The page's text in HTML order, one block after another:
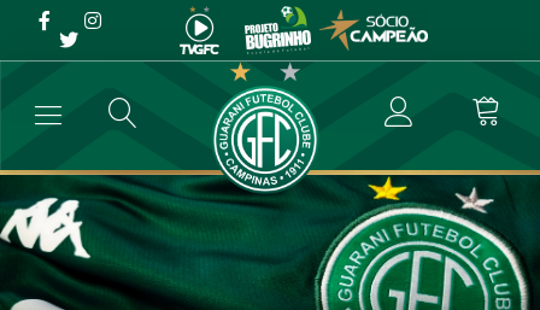
Governança
Notícias → Governança